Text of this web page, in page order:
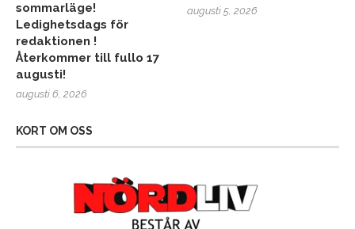
sommarläge!
Ledighetsdags för
redaktionen !
Återkommer till fullo 17
augusti!
augusti 6, 2026
augusti 5, 2026
KORT OM OSS